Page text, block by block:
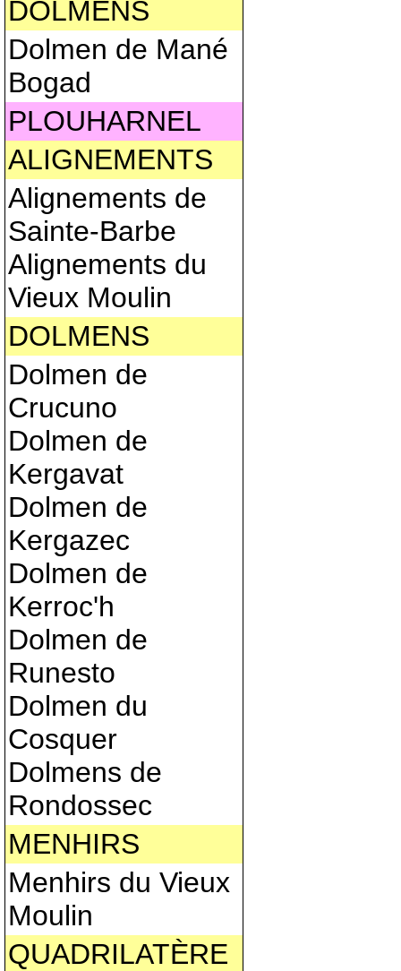
DOLMENS
Dolmen de Mané
Bogad
PLOUHARNEL
ALIGNEMENTS
Alignements de
Sainte-Barbe
Alignements du
Vieux Moulin
DOLMENS
Dolmen de
Crucuno
Dolmen de
Kergavat
Dolmen de
Kergazec
Dolmen de
Kerroc'h
Dolmen de
Runesto
Dolmen du
Cosquer
Dolmens de
Rondossec
MENHIRS
Menhirs du Vieux
Moulin
QUADRILATÈRE